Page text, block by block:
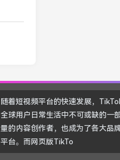
随着短视频平台的快速发展，
全球用户日常生活中不可或缺的一
量的内容创作者，也成为了各大品
平台。而网页版TikTo